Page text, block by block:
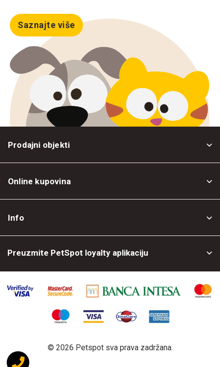
Saznajte više
Prodajni objekti
Online kupovina
Info
Preuzmite PetSpot loyalty aplikaciju
© 2026 Petspot sva prava zadržana.